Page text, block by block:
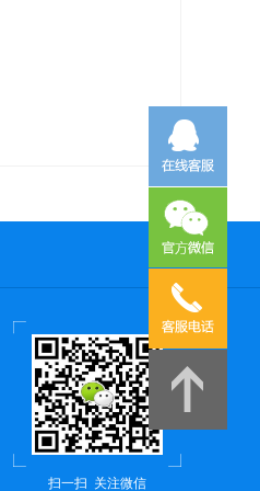
扫一扫 关注微信